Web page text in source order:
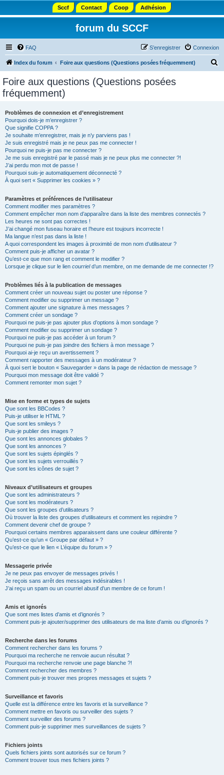
Sccf Contact Coop Adhésion
forum du SCCF
FAQ Connexion
S’enregistrer
Index du forum Foire aux questions (Questions posées fréquemment)
Foire aux questions (Questions posées
fréquemment)
Problèmes de connexion et d’enregistrement
Pourquoi dois-je m’enregistrer ?
Que signifie COPPA ?
Je souhaite m’enregistrer, mais je n’y parviens pas !
Je suis enregistré mais je ne peux pas me connecter !
Pourquoi ne puis-je pas me connecter ?
Je me suis enregistré par le passé mais je ne peux plus me connecter ?!
J’ai perdu mon mot de passe !
Pourquoi suis-je automatiquement déconnecté ?
À quoi sert « Supprimer les cookies » ?
Paramètres et préférences de l’utilisateur
Comment modifier mes paramètres ?
Comment empêcher mon nom d’apparaître dans la liste des membres connectés ?
Les heures ne sont pas correctes !
J’ai changé mon fuseau horaire et l’heure est toujours incorrecte !
Ma langue n’est pas dans la liste !
A quoi correspondent les images à proximité de mon nom d’utilisateur ?
Comment puis-je afficher un avatar ?
Qu’est-ce que mon rang et comment le modifier ?
Lorsque je clique sur le lien courrield’un membre, on me demande de me connecter !?
Problèmes liés à la publication de messages
Comment créer un nouveau sujet ou poster une réponse ?
Comment modifier ou supprimer un message ?
Comment ajouter une signature à mes messages ?
Comment créer un sondage ?
Pourquoi ne puis-je pas ajouter plus d’options à mon sondage ?
Comment modifier ou supprimer un sondage ?
Pourquoi ne puis-je pas accéder à un forum ?
Pourquoi ne puis-je pas joindre des fichiers à mon message ?
Pourquoi ai-je reçu un avertissement ?
Comment rapporter des messages à un modérateur ?
À quoi sert le bouton « Sauvegarder » dans la page de rédaction de message ?
Pourquoi mon message doit être validé ?
Comment remonter mon sujet ?
Mise en forme et types de sujets
Que sont les BBCodes ?
Puis-je utiliser le HTML ?
Que sont les smileys ?
Puis-je publier des images ?
Que sont les annonces globales ?
Que sont les annonces ?
Que sont les sujets épinglés ?
Que sont les sujets verrouillés ?
Que sont les icônes de sujet ?
Niveaux d’utilisateurs et groupes
Que sont les administrateurs ?
Que sont les modérateurs ?
Que sont les groupes d’utilisateurs ?
Où trouver la liste des groupes d’utilisateurs et comment les rejoindre ?
Comment devenir chef de groupe ?
Pourquoi certains membres apparaissent dans une couleur différente ?
Qu’est-ce qu’un « Groupe par défaut » ?
Qu’est-ce que le lien « L’équipe du forum » ?
Messagerie privée
Je ne peux pas envoyer de messages privés !
Je reçois sans arrêt des messages indésirables !
J’ai reçu un spam ou un courriel abusif d’un membre de ce forum !
Amis et ignorés
Que sont mes listes d’amis et d’ignorés ?
Comment puis-je ajouter/supprimer des utilisateurs de ma liste d’amis ou d’ignorés ?
Recherche dans les forums
Comment rechercher dans les forums ?
Pourquoi ma recherche ne renvoie aucun résultat ?
Pourquoi ma recherche renvoie une page blanche ?!
Comment rechercher des membres ?
Comment puis-je trouver mes propres messages et sujets ?
Surveillance et favoris
Quelle est la différence entre les favoris et la surveillance ?
Comment mettre en favoris ou surveiller des sujets ?
Comment surveiller des forums ?
Comment puis-je supprimer mes surveillances de sujets ?
Fichiers joints
Quels fichiers joints sont autorisés sur ce forum ?
Comment trouver tous mes fichiers joints ?